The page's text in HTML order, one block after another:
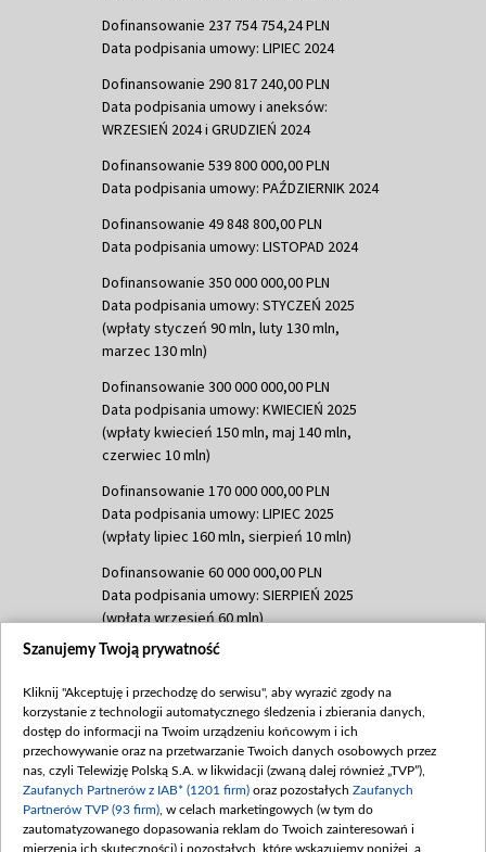
Dofinansowanie 237 754 754,24 PLN
Data podpisania umowy: LIPIEC 2024
Dofinansowanie 290 817 240,00 PLN
Data podpisania umowy i aneksów:
WRZESIEŃ 2024 i GRUDZIEŃ 2024
Dofinansowanie 539 800 000,00 PLN
Data podpisania umowy: PAŹDZIERNIK 2024
Dofinansowanie 49 848 800,00 PLN
Data podpisania umowy: LISTOPAD 2024
Dofinansowanie 350 000 000,00 PLN
Data podpisania umowy: STYCZEŃ 2025
(wpłaty styczeń 90 mln, luty 130 mln,
marzec 130 mln)
Dofinansowanie 300 000 000,00 PLN
Data podpisania umowy: KWIECIEŃ 2025
(wpłaty kwiecień 150 mln, maj 140 mln,
czerwiec 10 mln)
Dofinansowanie 170 000 000,00 PLN
Data podpisania umowy: LIPIEC 2025
(wpłaty lipiec 160 mln, sierpień 10 mln)
Dofinansowanie 60 000 000,00 PLN
Data podpisania umowy: SIERPIEŃ 2025
(wpłata wrzesień 60 mln)
Dofinansowanie 635 783 051,21 PLN
(wpłata wrzesień 100 mln, październik 350
mln, listopad 265 mln)
Dofinansowanie 48 862 000,00 PLN
Data podpisania umowy: GRUDZIEŃ 2025
(wpłata grudzień 60,548 mln)
Dofinansowanie 900 000 000,00 PLN
Szanujemy Twoją prywatność
Kliknij "Akceptuję i przechodzę do serwisu", aby wyrazić zgody na
korzystanie z technologii automatycznego śledzenia i zbierania danych,
dostęp do informacji na Twoim urządzeniu końcowym i ich
przechowywanie oraz na przetwarzanie Twoich danych osobowych przez
nas, czyli Telewizję Polską S.A. w likwidacji (zwaną dalej również „TVP”),
Zaufanych Partnerów z IAB* (1201 firm) oraz pozostałych Zaufanych
Partnerów TVP (93 firm) , w celach marketingowych (w tym do
zautomatyzowanego dopasowania reklam do Twoich zainteresowań i
mierzenia ich skuteczności) i pozostałych, które wskazujemy poniżej, a